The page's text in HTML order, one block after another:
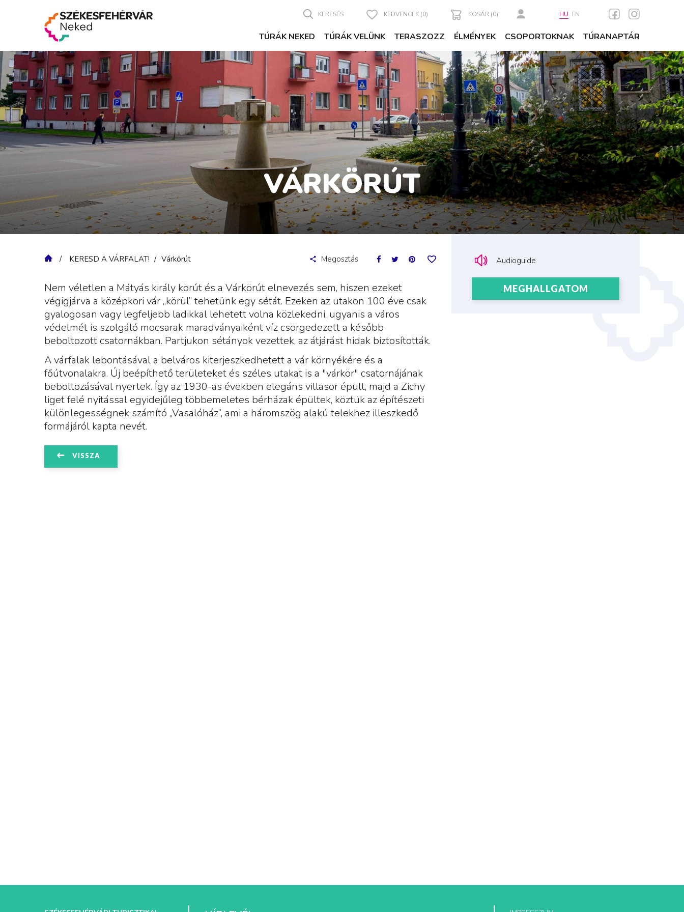
TÚRÁK NEKED TÚRÁK VELÜNK TERASZOZZ ÉLMÉNYEK CSOPORTOKNAK TÚRANAPTÁR
KERESÉS KEDVENCEK (0) KOSÁR (0) HU EN
VÁRKÖRÚT
KERESD A VÁRFALAT! Várkörút Megosztás
Nem véletlen a Mátyás király körút és a Várkörút elnevezés sem, hiszen ezeket
végigjárva a középkori vár „körül” tehetünk egy sétát. Ezeken az utakon 100 éve csak
gyalogosan vagy legfeljebb ladikkal lehetett volna közlekedni, ugyanis a város
védelmét is szolgáló mocsarak maradványaiként víz csörgedezett a később
beboltozott csatornákban. Partjukon sétányok vezettek, az átjárást hidak biztosították.
A várfalak lebontásával a belváros kiterjeszkedhetett a vár környékére és a
főútvonalakra. Új beépíthető területeket és széles utakat is a "várkör" csatornájának
beboltozásával nyertek. Így az 1930-as években elegáns villasor épült, majd a Zichy
liget felé nyitással egyidejűleg többemeletes bérházak épültek, köztük az építészeti
különlegességnek számító „Vasalóház”, ami a háromszög alakú telekhez illeszkedő
formájáról kapta nevét.
VISSZA
Audioguide
MEGHALLGATOM